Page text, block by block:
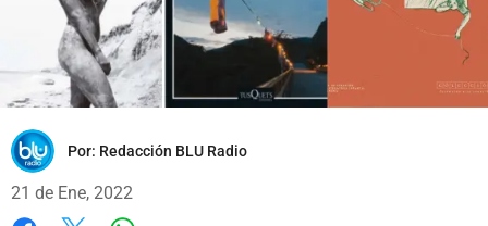
Por: Redacción BLU Radio
21 de Ene, 2022